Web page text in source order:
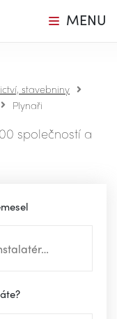
MENU
stavebniny
Plynaři
společností a